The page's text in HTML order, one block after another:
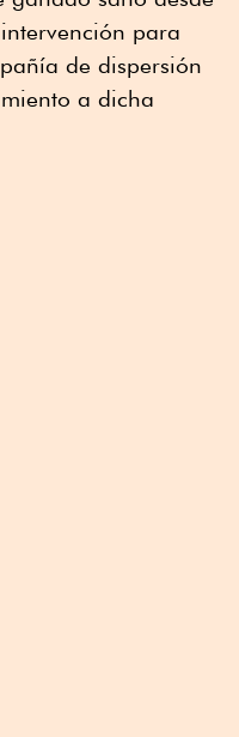
para
de dispersión
a dicha